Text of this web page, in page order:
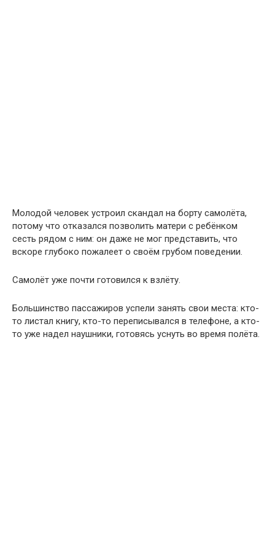
Молодой человек устроил скандал на борту самолёта,
потому что отказался позволить матери с ребёнком
сесть рядом с ним: он даже не мог представить, что
вскоре глубоко пожалеет о своём грубом поведении.
Самолёт уже почти готовился к взлёту.
Большинство пассажиров успели занять свои места: кто-
то листал книгу, кто-то переписывался в телефоне, а кто-
то уже надел наушники, готовясь уснуть во время полёта.